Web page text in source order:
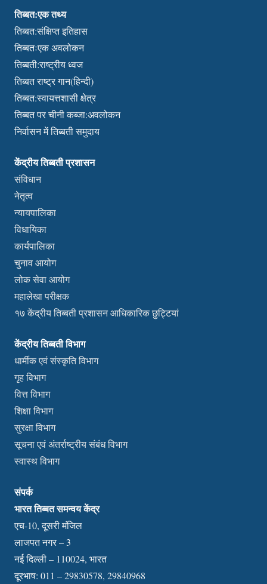
तिब्बत:एक तथ्य
तिब्बत:संक्षिप्त इतिहास
तिब्बतःएक अवलोकन
तिब्बती:राष्ट्रीय ध्वज
तिब्बत राष्ट्र गान(हिन्दी)
तिब्बत:स्वायत्तशासी क्षेत्र
तिब्बत पर चीनी कब्जा:अवलोकन
निर्वासन में तिब्बती समुदाय
केंद्रीय तिब्बती प्रशासन
संविधान
नेतृत्व
न्यायपालिका
विधायिका
कार्यपालिका
चुनाव आयोग
लोक सेवा आयोग
महालेखा परीक्षक
१७ केंद्रीय तिब्बती प्रशासन आधिकारिक छुट्टियां
केंद्रीय तिब्बती विभाग
धार्मीक एवं संस्कृति विभाग
गृह विभाग
वित्त विभाग
शिक्षा विभाग
सुरक्षा विभाग
सूचना एवं अंतर्राष्ट्रीय संबंध विभाग
स्वास्थ विभाग
संपर्क
भारत तिब्बत समन्वय केंद्र
एच-10, दूसरी मंजिल
लाजपत नगर – 3
नई दिल्ली – 110024, भारत
दूरभाष: 011 – 29830578, 29840968